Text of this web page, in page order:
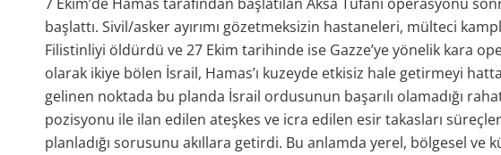
başlattı. Sivil/asker ayırımı gözetmeksizin hastaneleri, mülteci
Filistinliyi öldürdü ve 27 Ekim tarihinde ise Gazze’ye yönelik kara
olarak ikiye bölen İsrail, Hamas’ı kuzeyde etkisiz hale getirmeyi
gelinen noktada bu planda İsrail ordusunun başarılı olamadığı
pozisyonu ile ilan edilen ateşkes ve icra edilen esir takasları
planladığı sorusunu akıllara getirdi. Bu anlamda yerel, bölgesel